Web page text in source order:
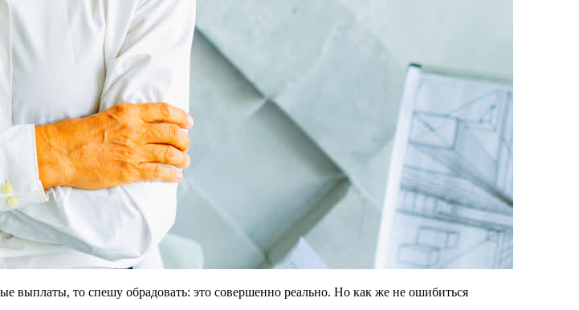
выплаты, то спешу обрадовать: это совершенно реально. Но как же не ошибиться